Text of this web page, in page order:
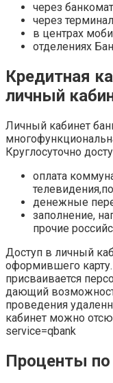
через
через
в центрах
отделениях
Кредитная
личный
Личный кабинет
Круглосуточно
оплата
денежные
заполнение,
прочие
Доступ в личный
оформившего
присваивается
дающий
проведения
кабинет можно
service=qbank
Проценты по